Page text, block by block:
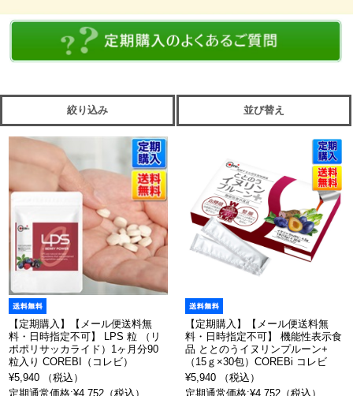
絞り込み 並び替え
【定期購入】【メール便送料無
料・日時指定不可】 LPS 粒 （リ
ポポリサッカライド）1ヶ月分90
粒入り COREBI（コレビ）
¥5,940 （税込）
定期通常価格:¥4,752（税込）
【定期購入】【メール便送料無
料・日時指定不可】 機能性表示食
品 ととのうイヌリンプルーン+
（15ｇ×30包）COREBi コレビ
¥5,940 （税込）
定期通常価格:¥4,752（税込）